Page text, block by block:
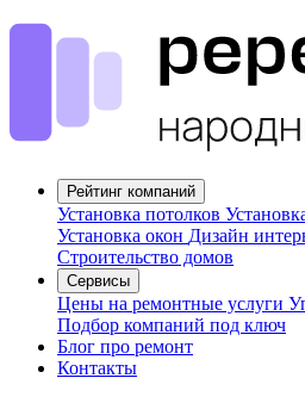
Рейтинг компаний
Установка потолков
Установка окон Дизайн
Строительство домов
Сервисы
Цены на ремонтные услуги
Подбор компаний под ключ
Блог про ремонт
Контакты